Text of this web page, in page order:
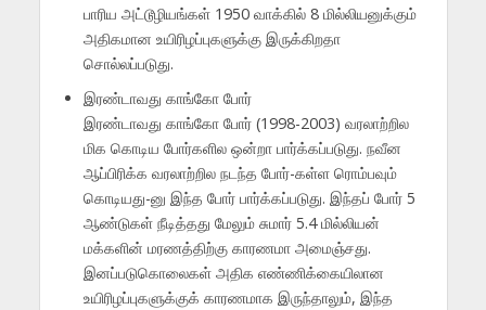
பாரிய அட்டூழியங்கள் 1950 வாக்கில் 8 மில்லியனுக்கும்
அதிகமான உயிரிழப்புகளுக்கு இருக்கிறதா
சொல்லப்படுது.
இரண்டாவது காங்கோ போர்
இரண்டாவது காங்கோ போர் (1998-2003) வரலாற்றில
மிக கொடிய போர்களில ஒன்றா பார்க்கப்படுது. நவீன
ஆப்பிரிக்க வரலாற்றில நடந்த போர்-கள்ள ரொம்பவும்
கொடியது-னு இந்த போர் பார்க்கப்படுது. இந்தப் போர் 5
ஆண்டுகள் நீடித்தது மேலும் சுமார் 5.4 மில்லியன்
மக்களின் மரணத்திற்கு காரணமா அமைஞ்சது.
இனப்படுகொலைகள் அதிக எண்ணிக்கையிலான
உயிரிழப்புகளுக்குக் காரணமாக இருந்தாலும், இந்த